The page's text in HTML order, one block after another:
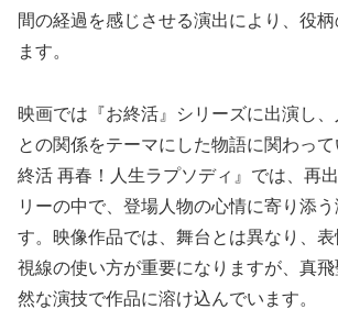
間の経過を感じさせる演出により、役
ます。
映画では『お終活』シリーズに出演し
との関係をテーマにした物語に関わっ
終活 再春！人生ラプソディ』では、再
リーの中で、登場人物の心情に寄り添
す。映像作品では、舞台とは異なり、
視線の使い方が重要になりますが、真
然な演技で作品に溶け込んでいます。